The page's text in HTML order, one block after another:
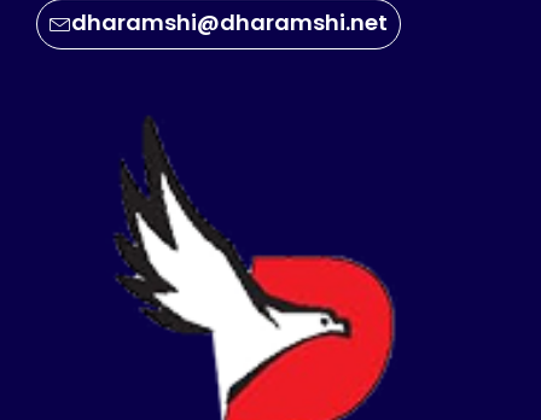
dharamshi@dharamshi.net